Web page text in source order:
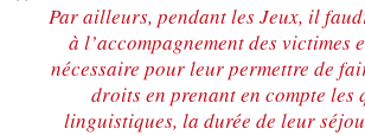
Par ailleurs, pendant les Jeux, il
à l’accompagnement des victimes
nécessaire pour leur permettre de
droits en prenant en compte les
linguistiques, la durée de leur